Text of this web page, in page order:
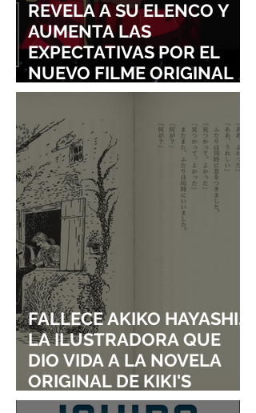
REVELA A SU ELENCO Y
AUMENTA LAS
EXPECTATIVAS POR EL
NUEVO FILME ORIGINAL
DE SHINGO NATSUME!
FALLECE AKIKO HAYASHI,
LA ILUSTRADORA QUE
DIO VIDA A LA NOVELA
ORIGINAL DE KIKI'S
DELIVERY SERVICE